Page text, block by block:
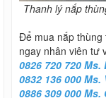
Thanh lý nắp
Để mua nắp thùng
ngay nhân viên tư
0826 720 720 Ms.
0832 136 000 Ms.
0886 309 000 Ms.